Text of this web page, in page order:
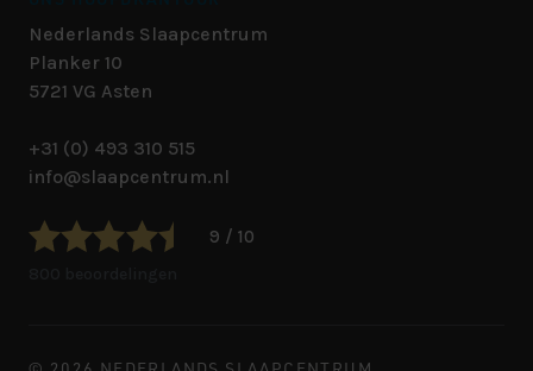
Nederlands Slaapcentrum
Planker 10
5721 VG Asten
+31 (0) 493 310 515
info@slaapcentrum.nl
9 / 10